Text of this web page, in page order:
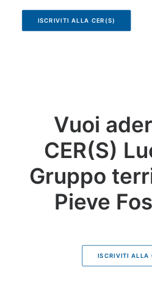
ISCRIVITI ALLA CER(S)
Vuoi
CER(S)
Gruppo
Pieve
ISCRIVITI ALLA